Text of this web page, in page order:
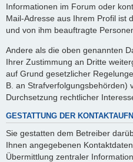
Informationen im Forum oder
Mail-Adresse aus Ihrem Profil ist
und von ihm beauftragte
Andere als die oben genannten
Ihrer Zustimmung an Dritte
auf Grund gesetzlicher
B. an Strafverfolgungsbehörden)
Durchsetzung rechtlicher
GESTATTUNG DER
Sie gestatten dem Betreiber
Ihnen angegebenen
Übermittlung zentraler